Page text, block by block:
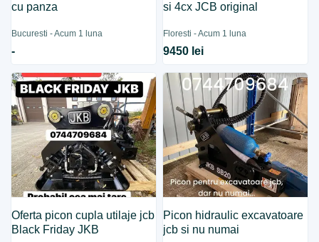
cu panza
Bucuresti - Acum 1 luna
-
si 4cx JCB original
Floresti - Acum 1 luna
9450 lei
Oferta picon cupla utilaje jcb
Black Friday JKB
Picon hidraulic excavatoare
jcb si nu numai